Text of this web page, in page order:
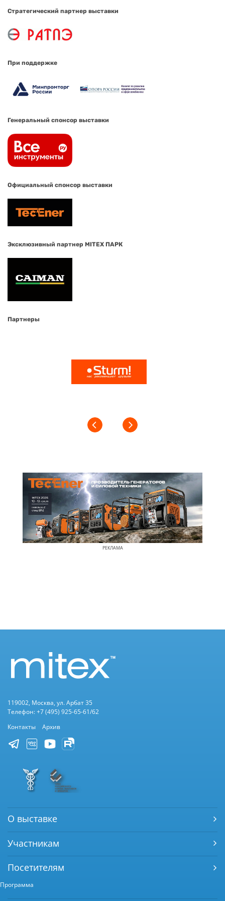
Стратегический партнер выставки
При поддержке
Генеральный спонсор выставки
Официальный спонсор выставки
Эксклюзивный партнер MITEX ПАРК
Партнеры
РЕКЛАМА
119002, Москва, ул. Арбат 35
Телефон: +7 (495) 925-65-61/62
Контакты
Архив
О выставке
Участникам
Посетителям
Программа